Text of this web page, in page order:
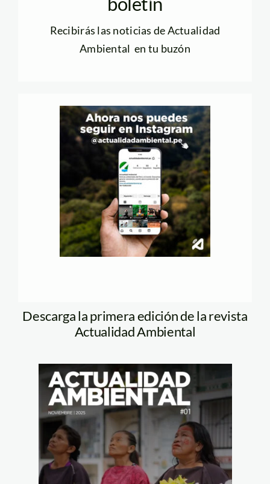
Recibirás las noticias de Actualidad
Ambiental en tu buzón
Descarga la primera edición de la revista
Actualidad Ambiental